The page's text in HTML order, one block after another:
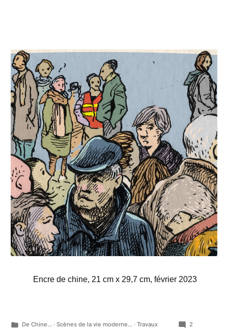
Encre de chine, 21 cm x 29,7 cm, février 2023
Publié
De Chine... · Scènes de la vie moderne... · Travaux
2